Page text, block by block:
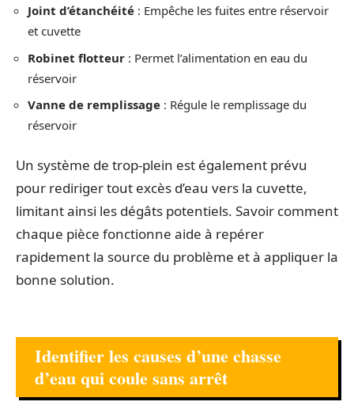
Joint d’étanchéité : Empêche les fuites entre réservoir
et cuvette
Robinet flotteur : Permet l’alimentation en eau du
réservoir
Vanne de remplissage : Régule le remplissage du
réservoir
Un système de trop-plein est également prévu
pour rediriger tout excès d’eau vers la cuvette,
limitant ainsi les dégâts potentiels. Savoir comment
chaque pièce fonctionne aide à repérer
rapidement la source du problème et à appliquer la
bonne solution.
Identifier les causes d’une chasse
d’eau qui coule sans arrêt